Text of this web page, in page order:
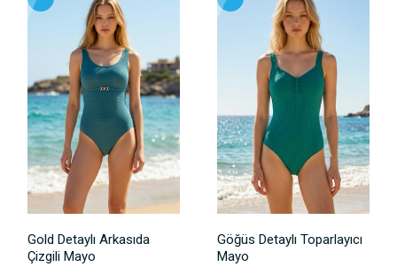
Gold Detaylı Arkasıda
Çizgili Mayo
Göğüs Detaylı Toparlayıcı
Mayo